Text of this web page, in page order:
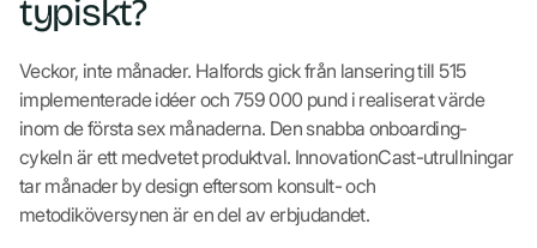
typiskt?
Veckor, inte månader. Halfords gick från lansering till 515
implementerade idéer och 759 000 pund i realiserat värde
inom de första sex månaderna. Den snabba onboarding-
cykeln är ett medvetet produktval. InnovationCast-utrullningar
tar månader by design eftersom konsult- och
metodiköversynen är en del av erbjudandet.